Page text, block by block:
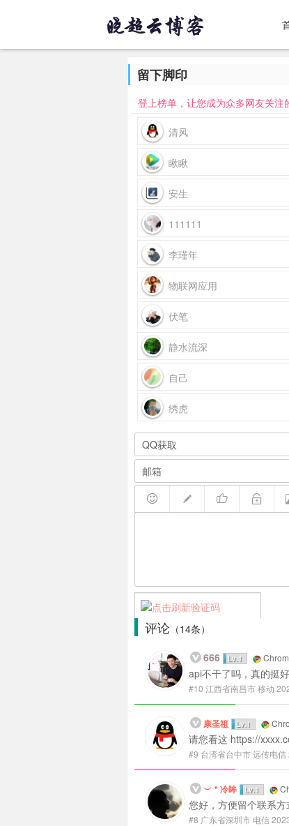
留下脚印
登上榜单，让您成为众多网友关注
清风
瞅瞅
安生
111111
李瑾年
物联网应用
伏笔
静水流深
自己
绣虎
评论 （14条）
666 Lv.1
api不干了吗，真的挺
#10 江西省南昌市 移动
康圣祖 Lv.1
请您看这 https://
#9 台湾省台中市 远传电信
︶＂冷眸 Lv.1
您好，方便留个联系
#8 广东省深圳市 电信